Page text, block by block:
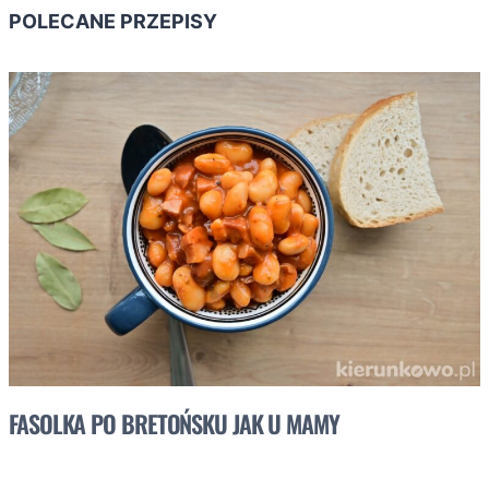
POLECANE PRZEPISY
FASOLKA PO BRETOŃSKU JAK U MAMY